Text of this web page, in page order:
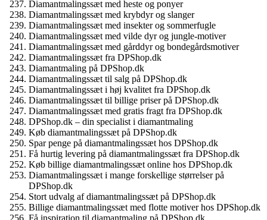
Diamantmalingssæt med heste og ponyer
Diamantmalingssæt med krybdyr og slanger
Diamantmalingssæt med insekter og sommerfugle
Diamantmalingssæt med vilde dyr og jungle-motiver
Diamantmalingssæt med gårddyr og bondegårdsmotiver
Diamantmalingssæt fra DPShop.dk
Diamantmaling på DPShop.dk
Diamantmalingssæt til salg på DPShop.dk
Diamantmalingssæt i høj kvalitet fra DPShop.dk
Diamantmalingssæt til billige priser på DPShop.dk
Diamantmalingssæt med gratis fragt fra DPShop.dk
DPShop.dk – din specialist i diamantmaling
Køb diamantmalingssæt på DPShop.dk
Spar penge på diamantmalingssæt hos DPShop.dk
Få hurtig levering på diamantmalingssæt fra DPShop.dk
Køb billige diamantmalingssæt online hos DPShop.dk
Diamantmalingssæt i mange forskellige størrelser på
DPShop.dk
Stort udvalg af diamantmalingssæt på DPShop.dk
Billige diamantmalingssæt med flotte motiver hos DPShop.dk